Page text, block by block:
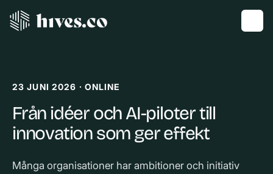
23 JUNI 2026 · ONLINE
Från idéer och AI-piloter till
innovation som ger effekt
Många organisationer har ambitioner och initiativ